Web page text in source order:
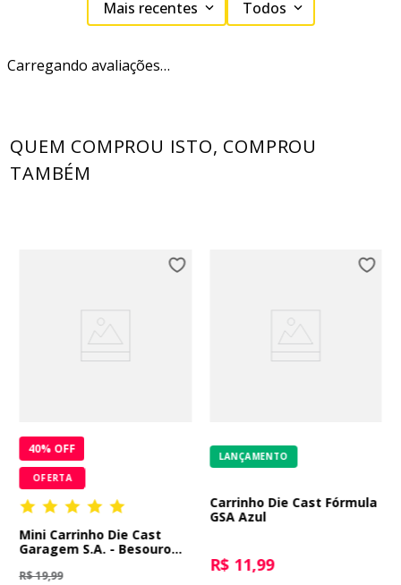
Mais recentes Todos
Carregando avaliações…
QUEM COMPROU ISTO, COMPROU
TAMBÉM
40% OFF
OFERTA
Mini Carrinho Die Cast
Garagem S.A. - Besouro
R$ 19,99
LANÇAMENTO
Carrinho Die Cast Fórmula
GSA Azul
R$ 11,99